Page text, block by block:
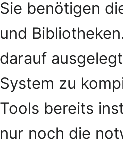
Sie benötigen
und
darauf
System zu
Tools bereits
nur noch die